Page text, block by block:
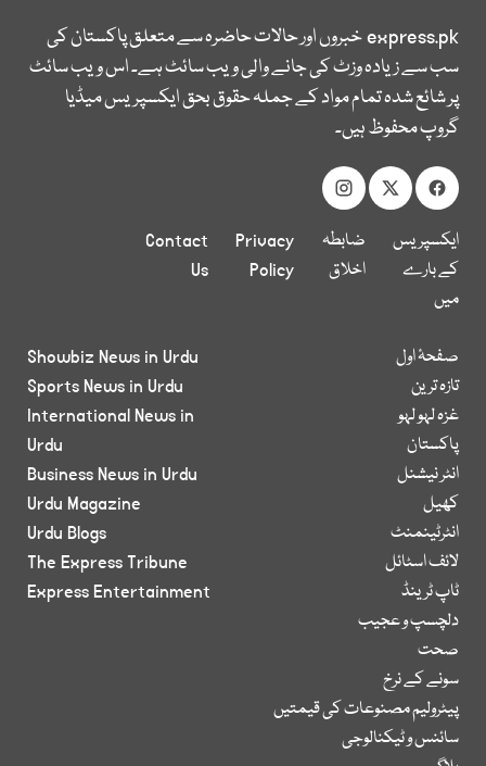
express.pkخبروں اور حالات حاضرہ سے متعلق پاکستان کی
سب سے زیادہ وزٹ کی جانے والی ویب سائٹ ہے۔ اس ویب سائٹ
پر شائع شدہ تمام مواد کے جملہ حقوق بحق ایکسپریس میڈیا
گروپ محفوظ ہیں۔
ایکسپریس
کے بارے
میں
ضابطہ
اخلاق
Privacy
Policy
Contact
Us
صفحۂ اول
تازہ ترین
غزہ لہو لہو
پاکستان
انٹر نیشنل
کھیل
انٹرٹینمنٹ
لائف اسٹائل
ٹاپ ٹرینڈ
دلچسپ و عجیب
صحت
سونے کے نرخ
پیٹرولیم مصنوعات کی قیمتیں
سائنس و ٹیکنالوجی
Showbiz News in Urdu
Sports News in Urdu
International News in
Urdu
Business News in Urdu
Urdu Magazine
Urdu Blogs
The Express Tribune
Express Entertainment